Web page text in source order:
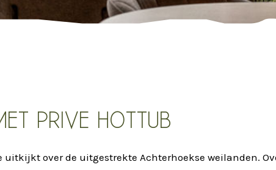
prive hottub
over de uitgestrekte Achterhoekse weilanden.